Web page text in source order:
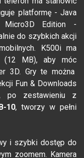
platformę - Java
Edition -
do szybkich akcji
K500i ma
(12 MB), aby móc
3D. Gry te można
Fun & Downloads
po zestawieniu z
10, tworzy w pełni
i szybki dostęp do
zoomem. Kamera